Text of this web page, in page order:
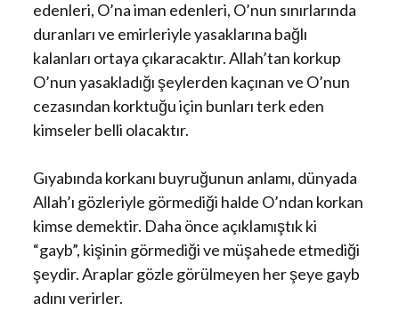
edenleri, O’na iman edenleri, O’nun sınırlarında
duranları ve emirleriyle yasaklarına bağlı
kalanları ortaya çıkaracaktır. Allah’tan korkup
O’nun yasakladığı şeylerden kaçınan ve O’nun
cezasından korktuğu için bunları terk eden
kimseler belli olacaktır.
Gıyabında korkanı buyruğunun anlamı, dünyada
Allah’ı gözleriyle görmediği halde O’ndan korkan
kimse demektir. Daha önce açıklamıştık ki
“gayb”, kişinin görmediği ve müşahede etmediği
şeydir. Araplar gözle görülmeyen her şeye gayb
adını verirler.